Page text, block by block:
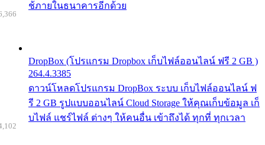
ช้ภายในธนาคารอีกด้วย
DropBox (โปรแกรม Dropbox เก็บไฟล์ออนไลน์ ฟรี 2 GB )
264.4.3385
ดาวน์โหลดโปรแกรม DropBox ระบบ เก็บไฟล์ออนไลน์ ฟ
รี 2 GB รูปแบบออนไลน์ Cloud Storage ให้คุณเก็บข้อมูล เก็
บไฟล์ แชร์ไฟล์ ต่างๆ ให้คนอื่น เข้าถึงได้ ทุกที่ ทุกเวลา